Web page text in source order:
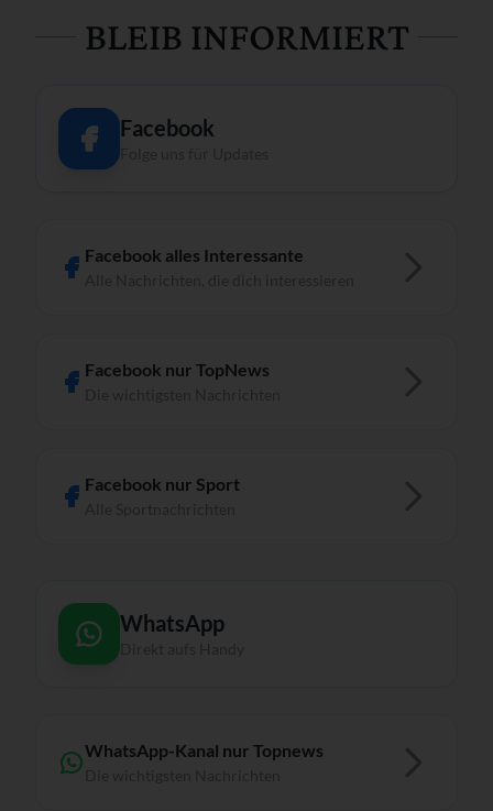
BLEIB INFORMIERT
Facebook
Facebook alles Interessante
Facebook nur TopNews
Facebook nur Sport
WhatsApp
WhatsApp-Kanal nur Topnews